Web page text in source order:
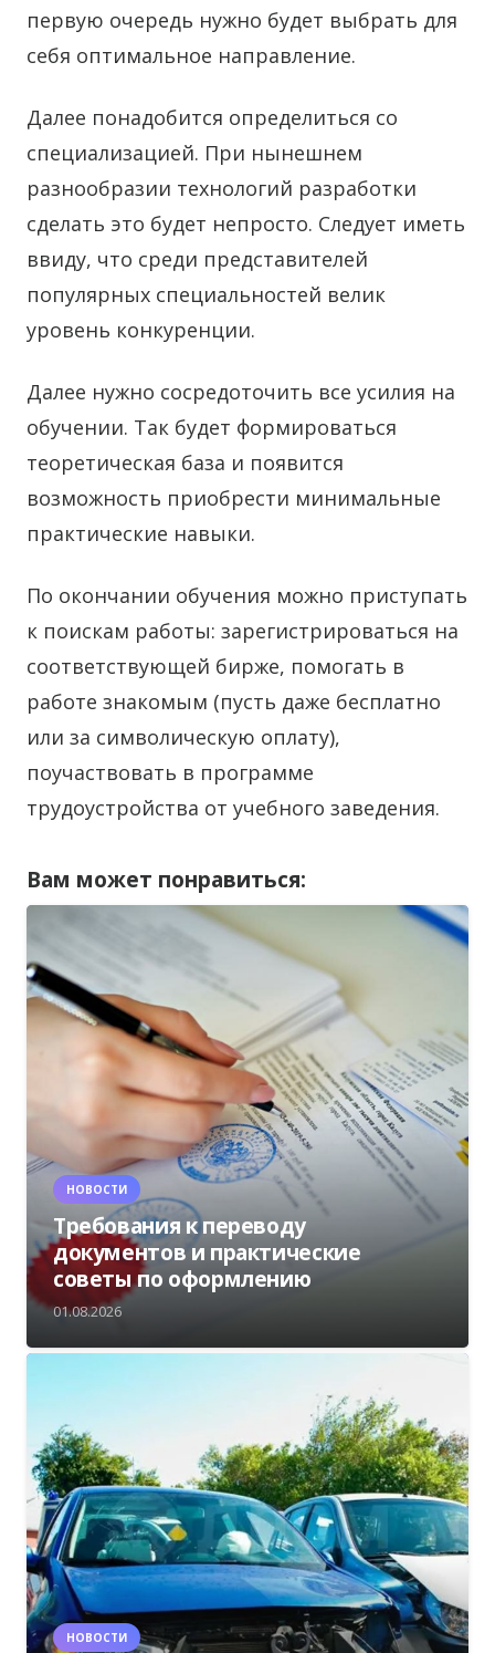
первую очередь нужно будет выбрать для
себя оптимальное направление.
Далее понадобится определиться со
специализацией. При нынешнем
разнообразии технологий разработки
сделать это будет непросто. Следует иметь
ввиду, что среди представителей
популярных специальностей велик
уровень конкуренции.
Далее нужно сосредоточить все усилия на
обучении. Так будет формироваться
теоретическая база и появится
возможность приобрести минимальные
практические навыки.
По окончании обучения можно приступать
к поискам работы: зарегистрироваться на
соответствующей бирже, помогать в
работе знакомым (пусть даже бесплатно
или за символическую оплату),
поучаствовать в программе
трудоустройства от учебного заведения.
Вам может понравиться:
НОВОСТИ
Требования к переводу
документов и практические
советы по оформлению
01.08.2026
НОВОСТИ